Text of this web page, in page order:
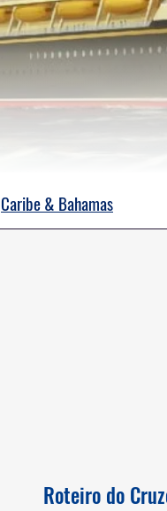
Caribe & Bahamas
Roteiro do